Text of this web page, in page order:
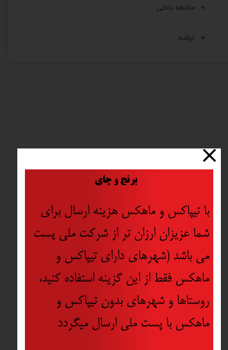
حافظه داخلی
تراشه
برنج و چای
با تیپاکس و ماهکس هزینه ارسال برای
شما عزیزان ارزان تر از شرکت ملی پست
می باشد (شهرهای دارای تیپاکس و
ماهکس فقط از این گزینه استفاده کنید،
روستاها و شهرهای بدون تیپاکس و
ماهکس با پست ملی ارسال میگردد